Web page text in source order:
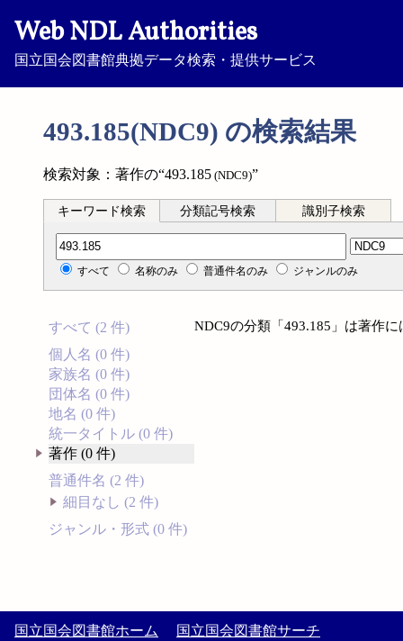
Web NDL Authorities
国立国会図書館典拠データ検索・提供サービス
493.185(NDC9) の検索結果
検索対象：著作の“493.185 (NDC9)”
キーワード検索 分類記号検索 識別子検索
分類記号検索
すべて 名称のみ 普通件名のみ ジャンルのみ
すべて (2 件)
個人名 (0 件)
家族名 (0 件)
団体名 (0 件)
地名 (0 件)
統一タイトル (0 件)
著作 (0 件)
普通件名 (2 件)
細目なし (2 件)
ジャンル・形式 (0 件)
NDC9の分類「493.185」は著作
国立国会図書館ホーム 国立国会図書館サーチ